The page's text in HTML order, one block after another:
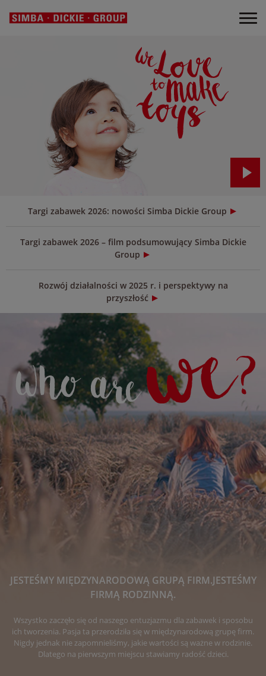
Targi zabawek 2026: nowości Simba Dickie Group
Targi zabawek 2026 – film podsumowujący Simba Dickie
Group
Rozwój działalności w 2025 r. i perspektywy na
przyszłość
JESTEŚMY MIĘDZYNARODOWĄ GRUPĄ FIRM.JESTEŚMY
FIRMĄ RODZINNĄ.
Wszystko zaczęło się od naszego entuzjazmu dla zabawek i sposobu
ich tworzenia. Pasja ta przerodziła się w międzynarodową grupę firm.
Nigdy jednak nie zapomnieliśmy, jakie wartości są ważne w rodzinie.
Dlatego na pierwszym miejscu stawiamy radość dzieci.